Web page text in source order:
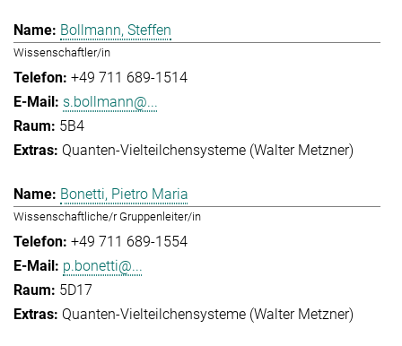
Bollmann, Steffen
Wissenschaftler/in
+49 711 689-1514
s.bollmann@...
5B4
Quanten-Vielteilchensysteme (Walter Metzner)
Bonetti, Pietro Maria
Wissenschaftliche/r Gruppenleiter/in
+49 711 689-1554
p.bonetti@...
5D17
Quanten-Vielteilchensysteme (Walter Metzner)